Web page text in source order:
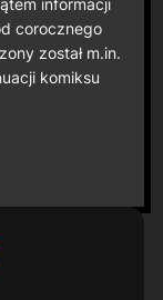
informacji
corocznego
został m.in.
komiksu